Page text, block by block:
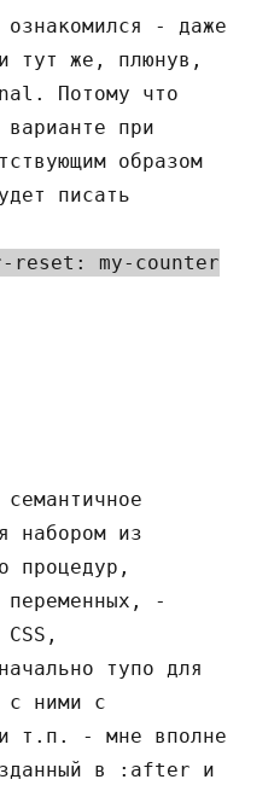
- даже
тут же, плюнув,
Потому что
при
образом
писать
reset: my-counter
набором из
процедур,
переменных, -
тупо для
с ними с
и т.п. - мне вполне
в :after и